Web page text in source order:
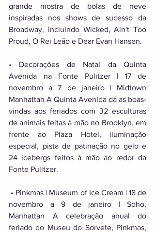
grande mostra de bolas de neve
inspiradas nos shows de sucesso da
Broadway, incluindo Wicked, Ain't Too
Proud, O Rei Leão e Dear Evan Hansen.
• Decorações de Natal da Quinta
Avenida na Fonte Pulitzer | 17 de
novembro a 7 de janeiro | Midtown
Manhattan A Quinta Avenida dá as boas-
vindas aos feriados com 32 esculturas
de animais feitas à mão no Brooklyn, em
frente ao Plaza Hotel, iluminação
especial, pista de patinação no gelo e
24 icebergs feitos à mão ao redor da
Fonte Pulitzer.
novembro a 9 de janeiro | Soho,
Manhattan A celebração anual do
feriado do Museu do Sorvete, Pinkmas,